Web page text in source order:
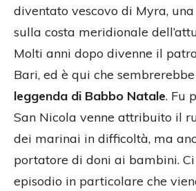
diventato vescovo di Myra,
sulla costa meridionale
Molti anni dopo divenne il
Bari, ed è qui che
leggenda di Babbo Natale. Fu
San Nicola venne attribuito il
dei marinai in difficoltà, ma
portatore di doni ai bambini.
episodio in particolare che